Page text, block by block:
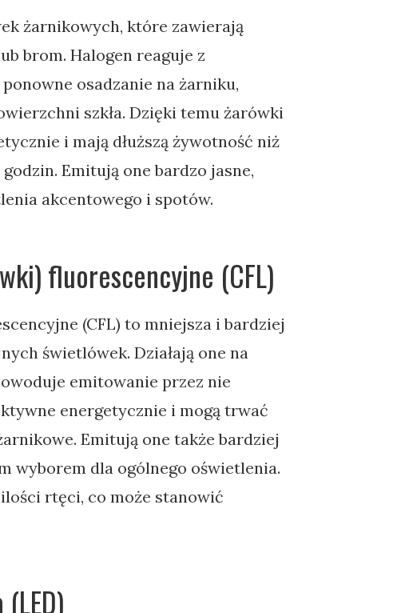
żarnikowych, które zawierają
brom. Halogen reaguje z
osadzanie na żarniku,
szkła. Dzięki temu żarówki
i mają dłuższą żywotność niż
Emitują one bardzo jasne,
akcentowego i spotów.
fluorescencyjne (CFL)
(CFL) to mniejsza i bardziej
świetlówek. Działają one na
emitowanie przez nie
energetycznie i mogą trwać
Emitują one także bardziej
wyborem dla ogólnego oświetlenia.
rtęci, co może stanowić